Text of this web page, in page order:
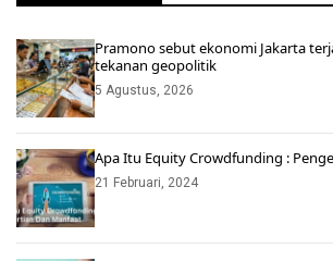
Pramono sebut ekonomi Jakarta
tekanan geopolitik
5 Agustus, 2026
Apa Itu Equity Crowdfunding :
21 Februari, 2024